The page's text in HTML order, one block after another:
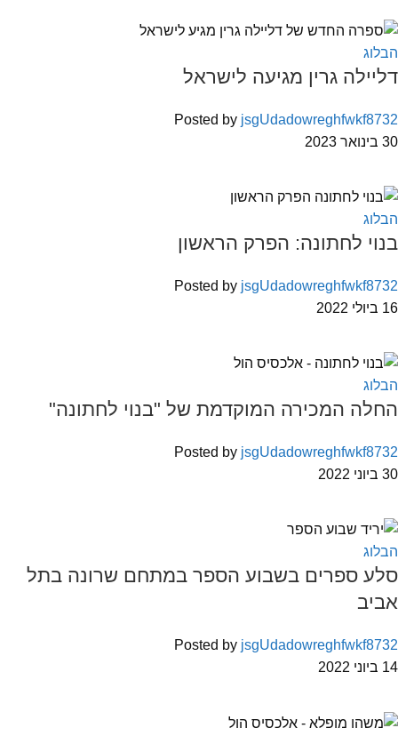
הבלוג
דליילה גרין מגיעה לישראל
Posted by jsgUdadowreghfwkf8732
30 בינואר 2023
הבלוג
בנוי לחתונה: הפרק הראשון
Posted by jsgUdadowreghfwkf8732
16 ביולי 2022
הבלוג
החלה המכירה המוקדמת של "בנוי לחתונה"
Posted by jsgUdadowreghfwkf8732
30 ביוני 2022
הבלוג
סלע ספרים בשבוע הספר במתחם שרונה בתל
אביב
Posted by jsgUdadowreghfwkf8732
14 ביוני 2022